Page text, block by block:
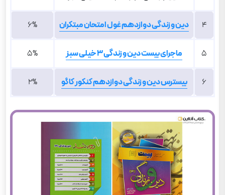
4 دین و زندگی دوازدهم غول امتحان مبتکران 6%
5 ماجرای بیست دین و زندگی 3 خیلی سبز 5%
6 بیسترس دین و زندگی دوازدهم کنکور کاگو 2%